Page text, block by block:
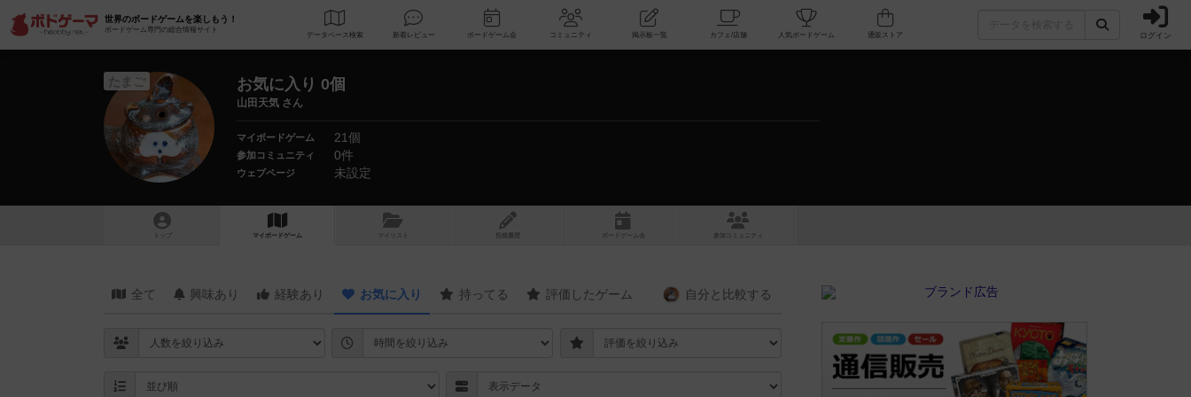
世界のボードゲームを楽しもう！
ボードゲーム専門の総合情報サイト
データベース 検索 新着レビュー ボードゲーム会 コミュニティ 掲示板一覧 カフェ/店舗 人気ボードゲーム ログイン
たまご お気に入り 0個
山田天気 さん
マイボードゲーム 21個
参加コミュニティ 0件
ウェブページ 未設定
トップ マイボードゲーム マイリスト 投稿履歴 ボ ドゲ ーム コミュニティ
全て 興味あり 経験あり お気に入り 持ってる 評価したゲーム 自分と 比較する